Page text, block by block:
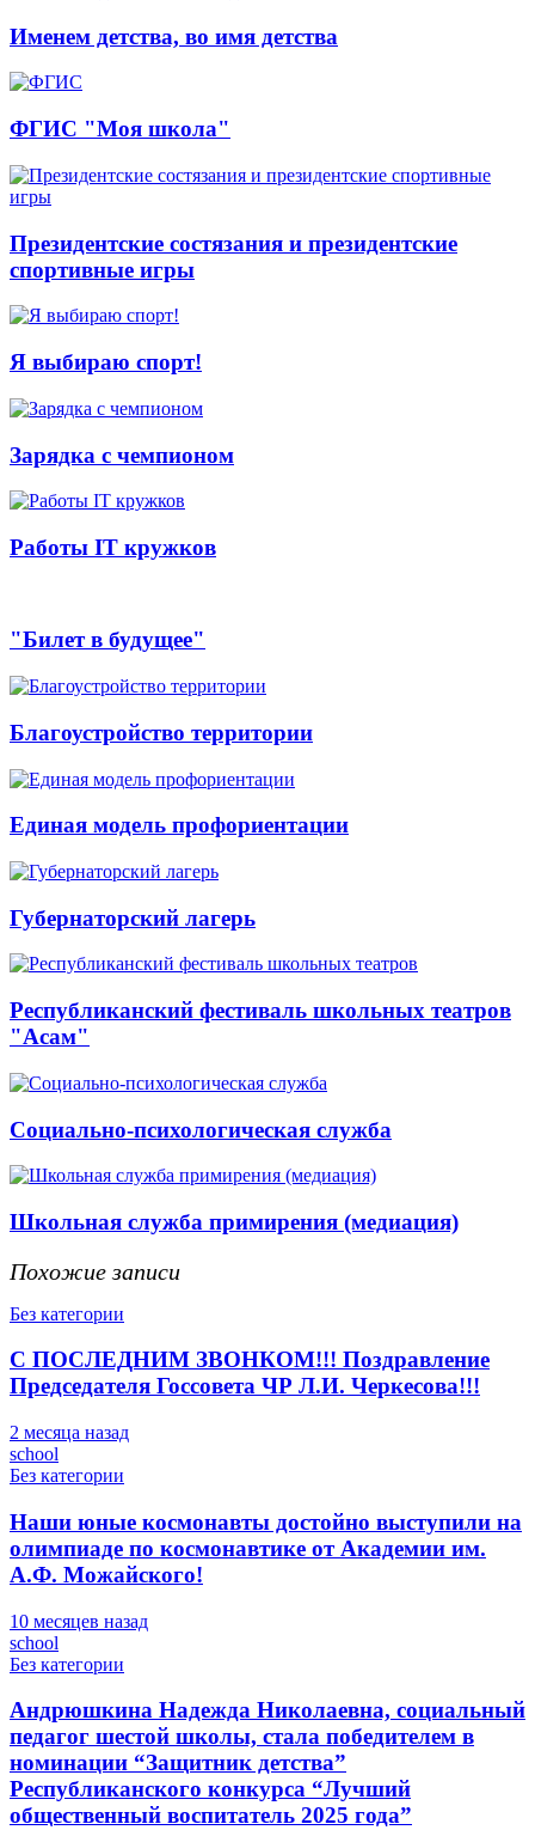
Именем детства, во имя детства
ФГИС "Моя школа"
Президентские состязания и президентские
спортивные игры
Я выбираю спорт!
Зарядка с чемпионом
Работы IT кружков
"Билет в будущее"
Благоустройство территории
Единая модель профориентации
Губернаторский лагерь
Республиканский фестиваль школьных театров
"Асам"
Социально-психологическая служба
Школьная служба примирения (медиация)
Похожие записи
Без категории
С ПОСЛЕДНИМ ЗВОНКОМ!!! Поздравление
Председателя Госсовета ЧР Л.И. Черкесова!!!
2 месяца назад
school
Без категории
Наши юные космонавты достойно выступили на
олимпиаде по космонавтике от Академии им.
А.Ф. Можайского!
10 месяцев назад
school
Без категории
Андрюшкина Надежда Николаевна, социальный
педагог шестой школы, стала победителем в
номинации “Защитник детства”
Республиканского конкурса “Лучший
общественный воспитатель 2025 года”